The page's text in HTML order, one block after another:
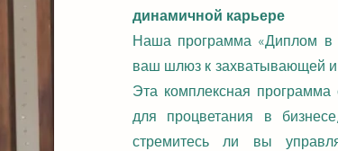
динамичной карьере
Наша программа «Диплом в
ваш шлюз к захватывающей и
Эта комплексная
для процветания в
стремитесь ли вы